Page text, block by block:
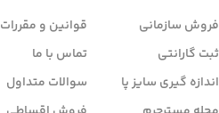
فروش سازمانی
ثبت گارانتی
اندازه گیری سایز پا
قوانین و مقررات
تماس با ما
سوالات متداول